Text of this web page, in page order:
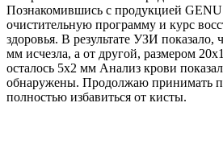
Познакомившись с продукцией
очистительную программу и курс
здоровья. В результате УЗИ показало,
мм исчезла, а от другой, размером
осталось 5х2 мм Анализ крови
обнаружены. Продолжаю принимать
полностью избавиться от кисты.